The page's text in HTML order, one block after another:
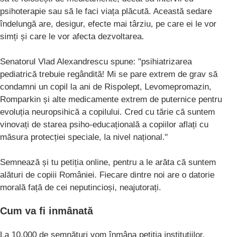
psihoterapie sau să le faci viața plăcută. Această sedare
îndelungă are, desigur, efecte mai târziu, pe care ei le vor
simți și care le vor afecta dezvoltarea.
Senatorul Vlad Alexandrescu spune: "psihiatrizarea
pediatrică trebuie regândită! Mi se pare extrem de grav să
condamni un copil la ani de Rispolept, Levomepromazin,
Romparkin și alte medicamente extrem de puternice pentru
evoluția neuropsihică a copilului. Cred cu tărie că suntem
vinovați de starea psiho-educațională a copiilor aflați cu
măsura protecției speciale, la nivel național."
Semnează și tu petiția online, pentru a le arăta că suntem
alături de copiii României. Fiecare dintre noi are o datorie
morală față de cei neputincioși, neajutorați.
Cum va fi inmânată
La 10.000 de semnături vom înmâna petiția instituțiilor.